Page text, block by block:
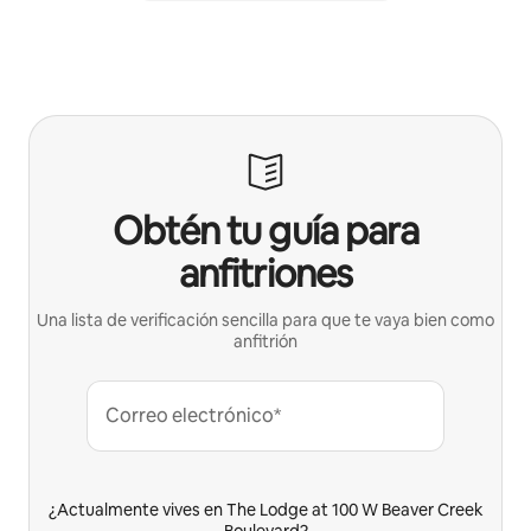
Obtén tu guía para
anfitriones
Una lista de verificación sencilla para que te vaya bien como
anfitrión
Correo electrónico*
¿Actualmente vives en The Lodge at 100 W Beaver Creek